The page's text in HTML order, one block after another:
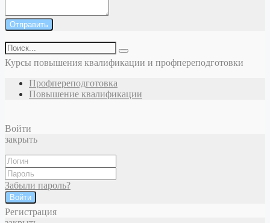
Отправить
Курсы повышения квалификации и профпереподготовки
Профпереподготовка
Повышение квалификации
Войти
закрыть
Забыли пароль?
Войти
Регистрация